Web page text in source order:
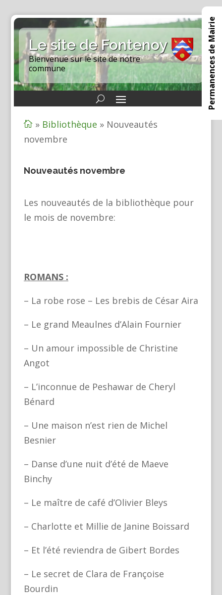
Le site de Fontenoy
Bienvenue sur le site de notre
commune
Permanences de Mairie
» Bibliothèque » Nouveautés
novembre
Nouveautés novembre
Les nouveautés de la bibliothèque pour
le mois de novembre:
ROMANS :
– La robe rose – Les brebis de César Aira
– Le grand Meaulnes d’Alain Fournier
– Un amour impossible de Christine
Angot
– L’inconnue de Peshawar de Cheryl
Bénard
– Une maison n’est rien de Michel
Besnier
– Danse d’une nuit d’été de Maeve
Binchy
– Le maître de café d’Olivier Bleys
– Charlotte et Millie de Janine Boissard
– Et l’été reviendra de Gibert Bordes
– Le secret de Clara de Françoise
Bourdin